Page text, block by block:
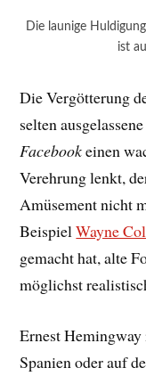
Die launige
ist
Die Vergötterung
selten
Facebookeinen
Verehrung lenkt,
Amüsement nicht
BeispielWayne
gemacht hat, alte
möglichst
Ernest
Spanien oder auf